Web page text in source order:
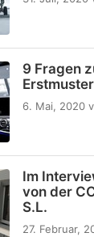
9 Fragen
6. Mai, 2020
Im
von der
S.L.
27. Februar,